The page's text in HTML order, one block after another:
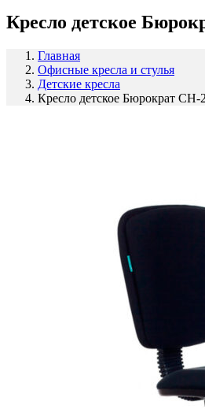
Кресло детское
Главная
Офисные кресла и стулья
Детские кресла
Кресло детское Бюрократ CH-